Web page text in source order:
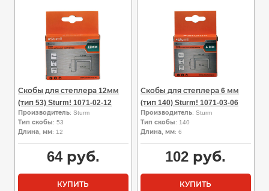
Скобы для степлера 12мм
(тип 53) Sturm! 1071-02-12
Производитель: Sturm
Тип скобы: 53
Длина, мм: 12
64руб.
КУПИТЬ
Скобы для степлера 6 мм
(тип 140) Sturm! 1071-03-06
Производитель: Sturm
Тип скобы: 140
Длина, мм: 6
102 руб.
КУПИТЬ